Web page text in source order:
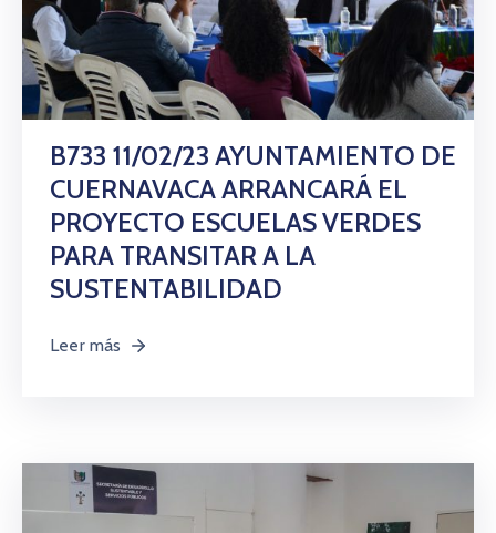
B733 11/02/23 AYUNTAMIENTO DE
CUERNAVACA ARRANCARÁ EL
PROYECTO ESCUELAS VERDES
PARA TRANSITAR A LA
SUSTENTABILIDAD
Leer más